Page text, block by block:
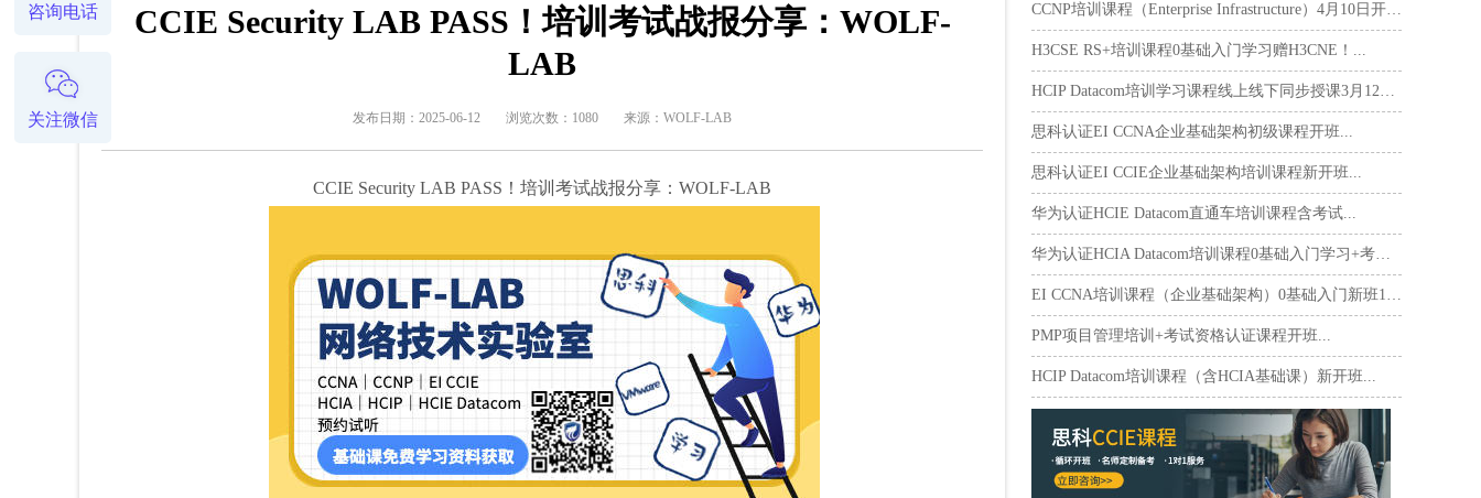
CCIE Security LAB PASS！培训考试战报分享：WOLF-
LAB
发布日期：2025-06-12 浏览次数：1080 来源：WOLF-LAB
CCIE Security LAB PASS！培训考试战报分享：WOLF-LAB
CCNP培训课程（Enterprise Infrastructure）4月10日开班！...
H3CSE RS+培训课程0基础入门学习赠H3CNE！...
HCIP Datacom培训学习课程线上线下同步授课3月12日开班...
思科认证EI CCNA企业基础架构初级课程开班...
思科认证EI CCIE企业基础架构培训课程新开班...
华为认证HCIE Datacom直通车培训课程含考试...
华为认证HCIA Datacom培训课程0基础入门学习+考试...
EI CCNA培训课程（企业基础架构）0基础入门新班10月17日...
PMP项目管理培训+考试资格认证课程开班...
HCIP Datacom培训课程（含HCIA基础课）新开班...
咨询电话
关注微信